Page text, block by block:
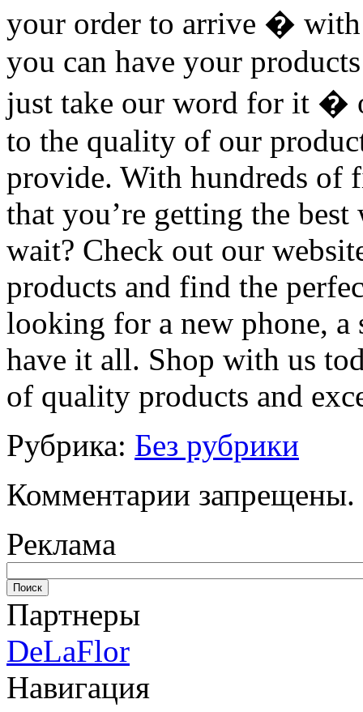
your order to arrive � with
you can have your
just take our word for it �
to the quality of our
provide. With hundreds of
that you’re getting the
wait? Check out our
products and find the
looking for a new phone,
have it all. Shop with us
of quality products and
Рубрика: Без рубрики
Комментарии запрещены.
Реклама
Партнеры
DeLaFlor
Навигация